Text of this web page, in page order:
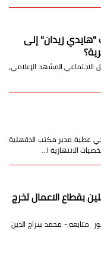
"هايدي زيدان" إلى
المشهد الإعلامي،
مدير مكتب الدقهلية
الانتهازية ا…
بقطاع الاعمال تخرج
متابعه:- محمد سراج الدين